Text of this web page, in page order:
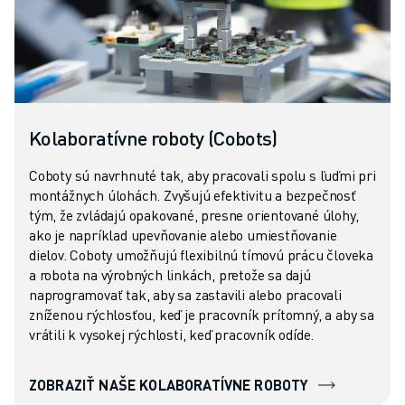
KONTAKT
KONTAKT
LOKALITY
IMPRESUM
Kolaboratívne roboty (Cobots)
Coboty sú navrhnuté tak, aby pracovali spolu s ľuďmi pri
montážnych úlohách. Zvyšujú efektivitu a bezpečnosť
tým, že zvládajú opakované, presne orientované úlohy,
ako je napríklad upevňovanie alebo umiestňovanie
dielov. Coboty umožňujú flexibilnú tímovú prácu človeka
a robota na výrobných linkách, pretože sa dajú
naprogramovať tak, aby sa zastavili alebo pracovali
zníženou rýchlosťou, keď je pracovník prítomný, a aby sa
vrátili k vysokej rýchlosti, keď pracovník odíde.
ZOBRAZIŤ NAŠE KOLABORATÍVNE ROBOTY